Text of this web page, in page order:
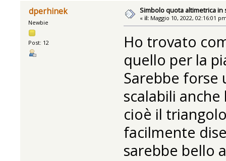
dperhinek
Newbie
Post: 12
Simbolo quota altimetrica in
« il: Maggio 10, 2022, 02:16:01
Ho trovato
quello per la
Sarebbe forse
scalabili
cioè il
facilmente
sarebbe bello